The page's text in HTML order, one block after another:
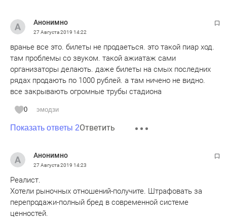
Анонимно
27 Августа 2019 14:22
вранье все это. билеты не продаеться. это такой пиар ход.
там проблемы со звуком. такой ажиатаж сами
организаторы делають. даже билеты на смых последних
рядах продають по 1000 рублей. а там ничено не видно.
все закрывають огромные трубы стадиона
0 эмодзи
Показать ответы 2Ответить
Анонимно
27 Августа 2019 14:23
Реалист.
Хотели рыночных отношений-получите. Штрафовать за
перепродажи-полный бред в современной системе
ценностей.